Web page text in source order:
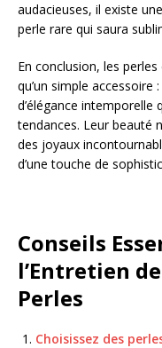
audacieuses, il existe
perle rare qui saura
En conclusion, les
qu’un simple
d’élégance
tendances. Leur beauté
des joyaux
d’une touche de
Conseils
l’Entretien
Perles
Choisissez des